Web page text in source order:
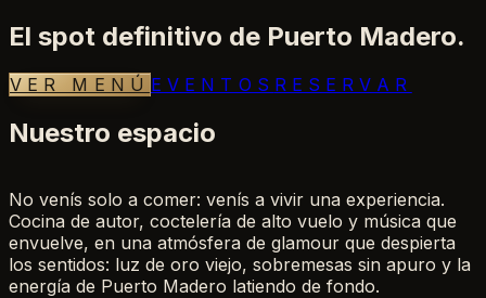
El spot definitivo de Puerto Madero.
VER MENÚ EVENTOS RESERVAR
Nuestro espacio
No venís solo a comer: venís a vivir una experiencia.
Cocina de autor, coctelería de alto vuelo y música que
envuelve, en una atmósfera de glamour que despierta
los sentidos: luz de oro viejo, sobremesas sin apuro y la
energía de Puerto Madero latiendo de fondo.